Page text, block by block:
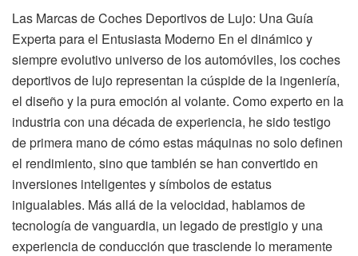
Las Marcas de Coches Deportivos de Lujo: Una Guía
Experta para el Entusiasta Moderno En el dinámico y
siempre evolutivo universo de los automóviles, los coches
deportivos de lujo representan la cúspide de la ingeniería,
el diseño y la pura emoción al volante. Como experto en la
industria con una década de experiencia, he sido testigo
de primera mano de cómo estas máquinas no solo definen
el rendimiento, sino que también se han convertido en
inversiones inteligentes y símbolos de estatus
inigualables. Más allá de la velocidad, hablamos de
tecnología de vanguardia, un legado de prestigio y una
experiencia de conducción que trasciende lo meramente